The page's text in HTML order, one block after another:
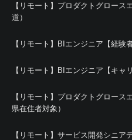
【リモート】プロダクトグロー
道）
【リモート】BIエンジニア【経験
【リモート】BIエンジニア【キャ
【リモート】プロダクトグロー
県在住者対象）
【リモート】サービス開発シニア